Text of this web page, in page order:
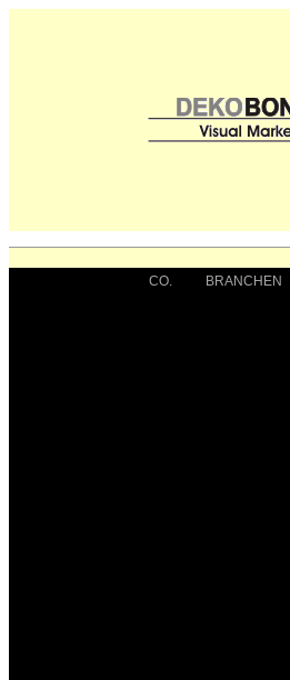
CO.
BRANCHEN